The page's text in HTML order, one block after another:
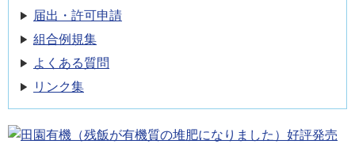
届出・許可申請
組合例規集
よくある質問
リンク集